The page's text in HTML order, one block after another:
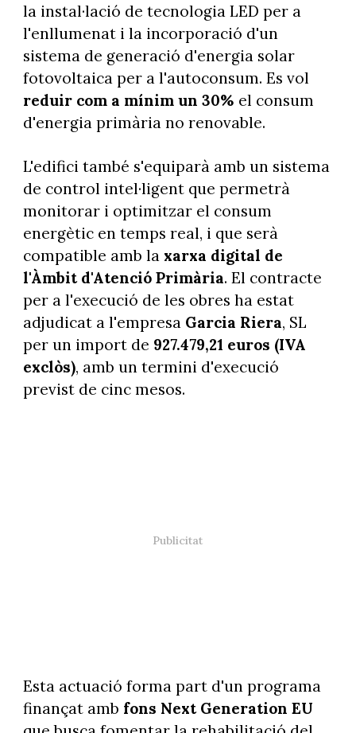
la instal·lació de tecnologia LED per a
l'enllumenat i la incorporació d'un
sistema de generació d'energia solar
fotovoltaica per a l'autoconsum. Es vol
reduir com a mínim un 30% el consum
d'energia primària no renovable.
L'edifici també s'equiparà amb un sistema
de control intel·ligent que permetrà
monitorar i optimitzar el consum
energètic en temps real, i que serà
compatible amb la xarxa digital de
l'Àmbit d'Atenció Primària. El contracte
per a l'execució de les obres ha estat
adjudicat a l'empresa Garcia Riera, SL
per un import de 927.479,21 euros (IVA
exclòs), amb un termini d'execució
previst de cinc mesos.
Esta actuació forma part d'un programa
finançat amb fons Next Generation EU